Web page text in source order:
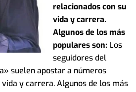
relacionados con su
vida y carrera.
Algunos de los más
populares son: Los
seguidores del
suelen apostar a números
y carrera. Algunos de los más